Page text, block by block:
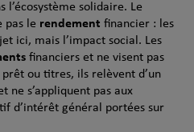
l’écosystème solidaire. Le
pas le rendement financier : les
ici, mais l’impact social. Les
financiers et ne visent pas
ou titres, ils relèvent d’un
ne s’appliquent pas aux
d’intérêt général portées sur